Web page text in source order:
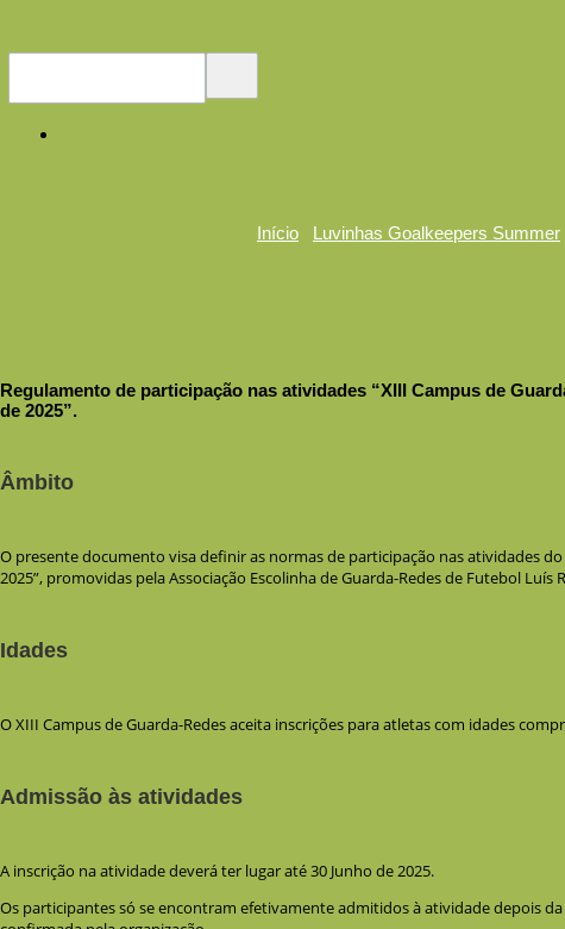
Início Luvinhas Goalkeepers Summer
Regulamento de participação nas atividades “XIII Campus de
de 2025”.
Âmbito
O presente documento visa definir as normas de participação nas atividades do
2025”, promovidas pela Associação Escolinha de Guarda-Redes de Futebol Luís
Idades
O XIII Campus de Guarda-Redes aceita inscrições para atletas com idades
Admissão às atividades
A inscrição na atividade deverá ter lugar até 30 Junho de 2025.
Os participantes só se encontram efetivamente admitidos à atividade depois